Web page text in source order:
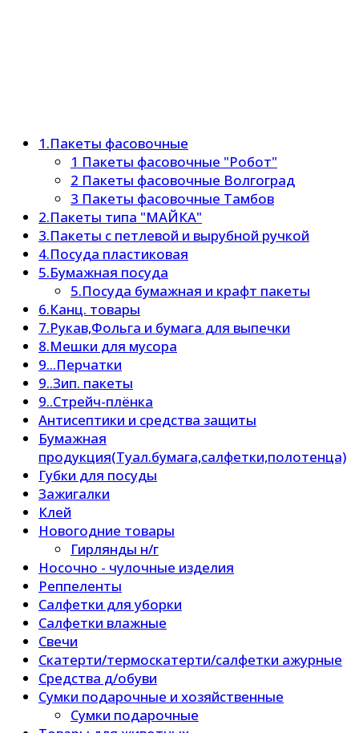
1.Пакеты фасовочные
1 Пакеты фасовочные "Робот"
2 Пакеты фасовочные Волгоград
3 Пакеты фасовочные Тамбов
2.Пакеты типа "МАЙКА"
3.Пакеты с петлевой и вырубной ручкой
4.Посуда пластиковая
5.Бумажная посуда
5.Посуда бумажная и крафт пакеты
6.Канц. товары
7.Рукав,Фольга и бумага для выпечки
8.Мешки для мусора
9...Перчатки
9..Зип. пакеты
9..Стрейч-плёнка
Антисептики и средства защиты
Бумажная
продукция(Туал.бумага,салфетки,полотенца)
Губки для посуды
Зажигалки
Клей
Новогодние товары
Гирлянды н/г
Носочно - чулочные изделия
Реппеленты
Салфетки для уборки
Салфетки влажные
Свечи
Скатерти/термоскатерти/салфетки ажурные
Средства д/обуви
Сумки подарочные и хозяйственные
Сумки подарочные